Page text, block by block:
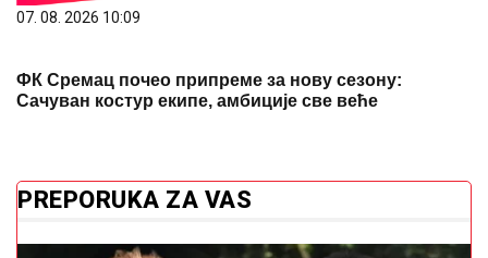
07. 08. 2026 10:09
ФК Сремац почео припреме за нову сезону:
Сачуван костур екипе, амбиције све веће
PREPORUKA ZA VAS